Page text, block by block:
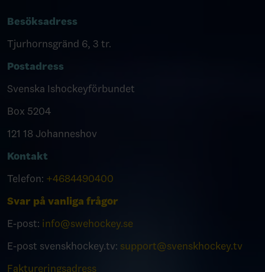
Besöksadress
Tjurhornsgränd 6, 3 tr.
Postadress
Svenska Ishockeyförbundet
Box 5204
121 18 Johanneshov
Kontakt
Telefon: +4684490400
Svar på vanliga frågor
E-post: info@swehockey.se
E-post svenskhockey.tv: support@svenskhockey.tv
Faktureringsadress